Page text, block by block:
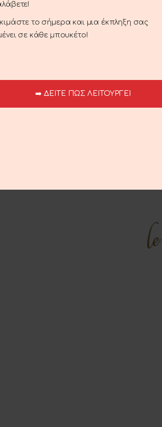
Άνθη ΠΡΟΣΘΉΚΗ ΣΤΟ ΚΑΛΆΘΙ
Τιλανσία Φυτό
το σήμερα και μια έκπληξη σας
σε κάθε μπουκέτο!
➡️ ΔΕΙΤΕ ΠΩΣ ΛΕΙΤΟΥΡΓΕΙ